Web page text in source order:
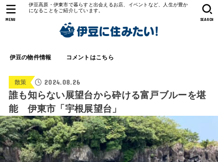
伊豆高原・伊東市で暮らすと出会えるお店、イベントなど、人生が豊か
になることをご紹介しています。
伊豆の物件情報 コメントはこちら
SEARCH
MENU
散策 2024.08.26
誰も知らない展望台から砕ける富戸ブルーを堪
能 伊東市「宇根展望台」